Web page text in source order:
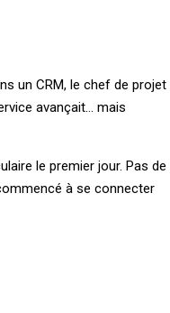
un CRM, le chef de projet
avançait… mais
le premier jour. Pas de
à se connecter